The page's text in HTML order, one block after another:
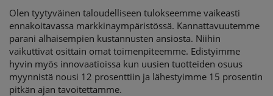
Olen tyytyväinen taloudelliseen tulokseemme vaikeasti
ennakoitavassa markkinaympäristössä. Kannattavuutemme
parani alhaisempien kustannusten ansiosta. Niihin
vaikuttivat osittain omat toimenpiteemme. Edistyimme
hyvin myös innovaatioissa kun uusien tuotteiden osuus
myynnistä nousi 12 prosenttiin ja lähestyimme 15 prosentin
pitkän ajan tavoitettamme.